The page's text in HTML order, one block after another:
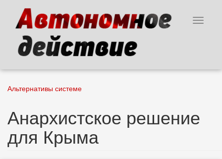
основному
содержанию
Toggle
Альтернативы системе
Анархистское решение
для Крыма